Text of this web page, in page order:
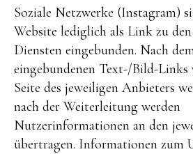
Soziale Netzwerke (Instagram)
Website lediglich als Link zu
Diensten eingebunden. Nach
eingebundenen Text-/Bild-Links
Seite des jeweiligen Anbieters
nach der Weiterleitung werden
Nutzerinformationen an den
übertragen. Informationen zum